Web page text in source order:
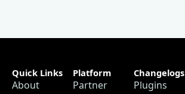
Quick Links
About
Platform
Partner
Changelogs
Plugins